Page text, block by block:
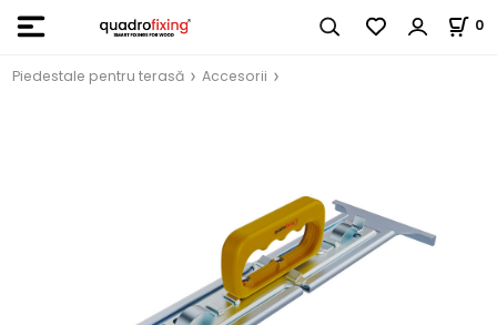
0
Piedestale pentru terasă Accesorii